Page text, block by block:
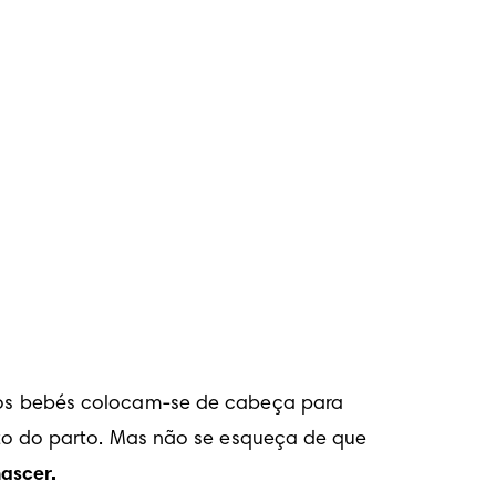
bebés colocam-se de cabeça para
do parto. Mas não se esqueça de que